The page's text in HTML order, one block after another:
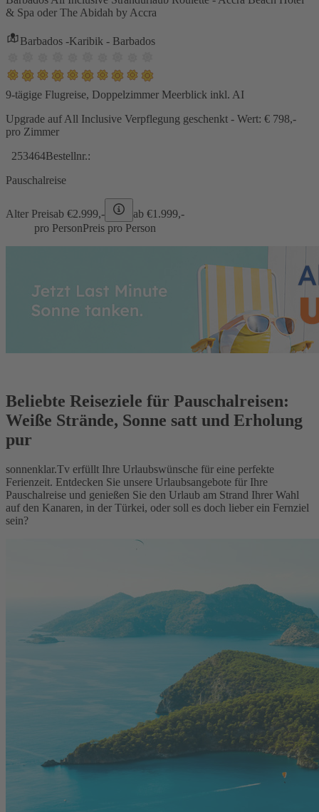
& Spa oder The Abidah by Accra
Barbados -Karibik - Barbados
9-tägige Flugreise, Doppelzimmer Meerblick inkl. AI
Upgrade auf All Inclusive Verpflegung geschenkt - Wert: € 798,-
pro Zimmer
253464Bestellnr.:
Pauschalreise
Alter Preisab €2.999,- ab €1.999,-
pro PersonPreis pro Person
Beliebte Reiseziele für Pauschalreisen:
Weiße Strände, Sonne satt und Erholung
pur
sonnenklar.Tv erfüllt Ihre Urlaubswünsche für eine perfekte
Ferienzeit. Entdecken Sie unsere Urlaubsangebote für Ihre
Pauschalreise und genießen Sie den Urlaub am Strand Ihrer Wahl
auf den Kanaren, in der Türkei, oder soll es doch lieber ein Fernziel
sein?